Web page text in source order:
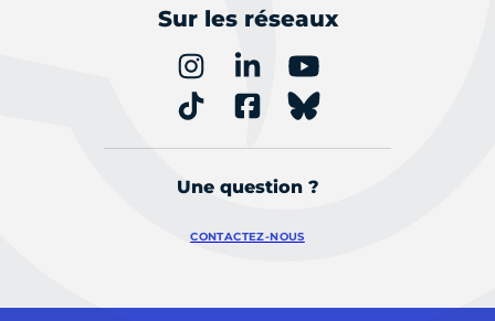
Sur les réseaux
Une question ?
CONTACTEZ-NOUS